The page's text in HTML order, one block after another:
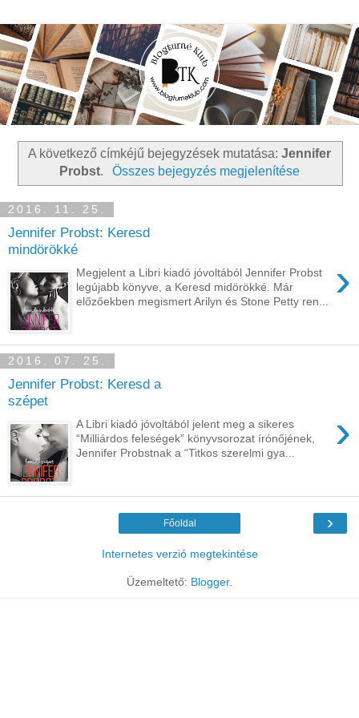
A következő címkéjű bejegyzések mutatása: Jennifer
Probst. Összes bejegyzés megjelenítése
2016. 11. 25.
Jennifer Probst: Keresd
mindörökké
›
Megjelent a Libri kiadó jóvoltából Jennifer Probst
legújabb könyve, a Keresd midörökké. Már
előzőekben megismert Arilyn és Stone Petty ren...
2016. 07. 25.
Jennifer Probst: Keresd a
szépet
›
A Libri kiadó jóvoltából jelent meg a sikeres
“Milliárdos feleségek” könyvsorozat írónőjének,
Jennifer Probstnak a “Titkos szerelmi gya...
›
Főoldal
Internetes verzió megtekintése
Üzemeltető: Blogger.